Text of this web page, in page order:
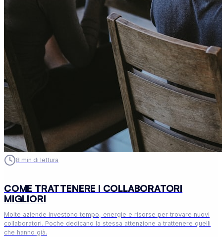
8 min di lettura
COME TRATTENERE I COLLABORATORI
MIGLIORI
Molte aziende investono tempo, energie e risorse per trovare nuovi
collaboratori. Poche dedicano la stessa attenzione a trattenere quelli
che hanno già.